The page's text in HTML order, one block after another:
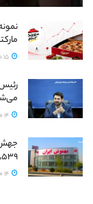
۱٬۵۳۹ میلیارد تومانی در